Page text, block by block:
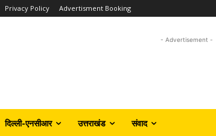
Privacy Policy Advertisment Booking
- Advertisement -
दिल्ली-एनसीआर उत्तराखंड संवाद